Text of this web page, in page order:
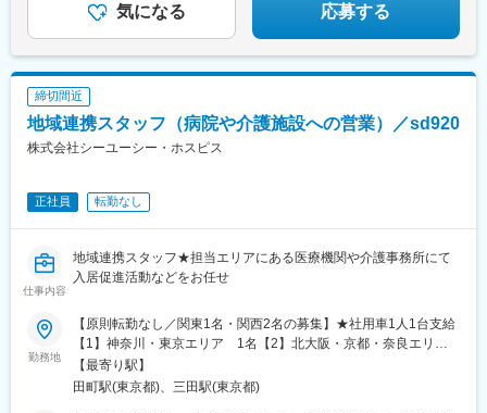
す。
気になる 応募する
締切間近
地域連携スタッフ（病院や介護施設への営業）／sd920
株式会社シーユーシー・ホスピス
正社員 転勤なし
仕事内容
地域連携スタッフ★担当エリアにある医療機関や介護事務所にて
入居促進活動などをお任せ
勤務地
【原則転勤なし／関東1名・関西2名の募集】★社用車1人1台支給
【1】神奈川・東京エリア 1名【2】北大阪・京都・奈良エリア
1名【3】北大阪・兵庫エリア １名上記いずれか希望のエリア
に配属※居住地やご希望を最大限考慮して担当エリアを決定します
【最寄り駅】
田町駅(東京都)、三田駅(東京都)